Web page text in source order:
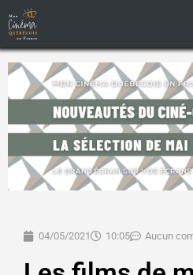
04/05/2021 10:05 Aucun